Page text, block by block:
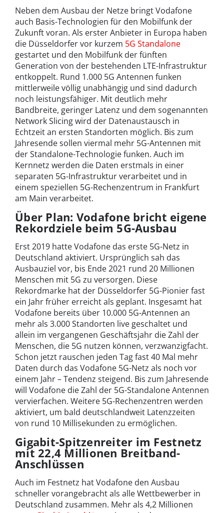
Neben dem Ausbau der Netze bringt Vodafone
auch Basis-Technologien für den Mobilfunk der
Zukunft voran. Als erster Anbieter in Europa haben
die Düsseldorfer vor kurzem 5G Standalone
gestartet und den Mobilfunk der fünften
Generation von der bestehenden LTE-Infrastruktur
entkoppelt. Rund 1.000 5G Antennen funken
mittlerweile völlig unabhängig und sind dadurch
noch leistungsfähiger. Mit deutlich mehr
Bandbreite, geringer Latenz und dem sogenannten
Network Slicing wird der Datenaustausch in
Echtzeit an ersten Standorten möglich. Bis zum
Jahresende sollen viermal mehr 5G-Antennen mit
der Standalone-Technologie funken. Auch im
Kernnetz werden die Daten erstmals in einer
separaten 5G-Infrastruktur verarbeitet und in
einem speziellen 5G-Rechenzentrum in Frankfurt
am Main verarbeitet.
Über Plan: Vodafone bricht eigene
Rekordziele beim 5G-Ausbau
Erst 2019 hatte Vodafone das erste 5G-Netz in
Deutschland aktiviert. Ursprünglich sah das
Ausbauziel vor, bis Ende 2021 rund 20 Millionen
Menschen mit 5G zu versorgen. Diese
Rekordmarke hat der Düsseldorfer 5G-Pionier fast
ein Jahr früher erreicht als geplant. Insgesamt hat
Vodafone bereits über 10.000 5G-Antennen an
mehr als 3.000 Standorten live geschaltet und
allein im vergangenen Geschäftsjahr die Zahl der
Menschen, die 5G nutzen können, verzwanzigfacht.
Schon jetzt rauschen jeden Tag fast 40 Mal mehr
Daten durch das Vodafone 5G-Netz als noch vor
einem Jahr – Tendenz steigend. Bis zum Jahresende
will Vodafone die Zahl der 5G-Standalone Antennen
vervierfachen. Weitere 5G-Rechenzentren werden
aktiviert, um bald deutschlandweit Latenzzeiten
von rund 10 Millisekunden zu ermöglichen.
Gigabit-Spitzenreiter im Festnetz
mit 22,4 Millionen Breitband-
Anschlüssen
Auch im Festnetz hat Vodafone den Ausbau
schneller vorangebracht als alle Wettbewerber in
Deutschland zusammen. Mehr als 4,2 Millionen